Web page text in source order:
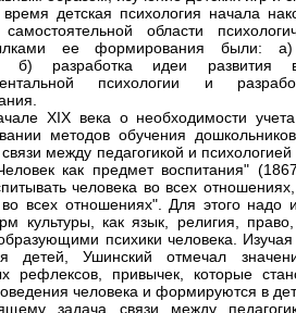
детская психология начала
самостоятельной области
ее формирования были: а)
б) разработка идеи
психологии и
XIX века о необходимости учета
методов обучения
между педагогикой и
как предмет воспитания"
человека во всех
всех отношениях". Для этого надо
культуры, как язык, религия,
психики человека.
детей, Ушинский отмечал
рефлексов, привычек, которые
человека и формируются в
задача связи между